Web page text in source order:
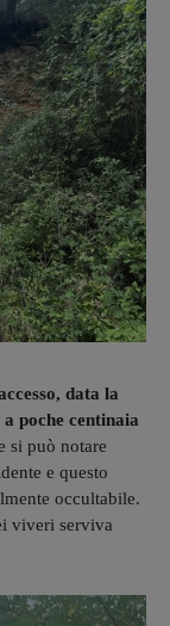
data la
poche centinaia
si può notare
e questo
occultabile.
viveri serviva